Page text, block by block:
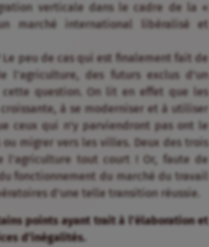
verticale dans le cadre de la «
marché international libéralisé et
peu de cas qui est finalement fait de
des futurs exclus d’un
question. On lit en effet que les
à se moderniser et à utiliser
ceux qui n’y parviendront pas ont le
migrer vers les villes. Deux des trois
tout court ! Or, faute de
fonctionnement du marché du travail
d’une telle transition réussie.
points ayant trait à l’élaboration et
d’inégalités.